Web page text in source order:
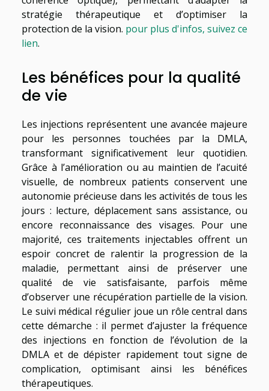
stratégie thérapeutique et d’optimiser la
protection de la vision. pour plus d'infos, suivez ce
lien.
Les bénéfices pour la qualité
de vie
Les injections représentent une avancée majeure
pour les personnes touchées par la DMLA,
transformant significativement leur quotidien.
Grâce à l’amélioration ou au maintien de l’acuité
visuelle, de nombreux patients conservent une
autonomie précieuse dans les activités de tous les
jours : lecture, déplacement sans assistance, ou
encore reconnaissance des visages. Pour une
majorité, ces traitements injectables offrent un
espoir concret de ralentir la progression de la
maladie, permettant ainsi de préserver une
qualité de vie satisfaisante, parfois même
d’observer une récupération partielle de la vision.
Le suivi médical régulier joue un rôle central dans
cette démarche : il permet d’ajuster la fréquence
des injections en fonction de l’évolution de la
DMLA et de dépister rapidement tout signe de
complication, optimisant ainsi les bénéfices
thérapeutiques.